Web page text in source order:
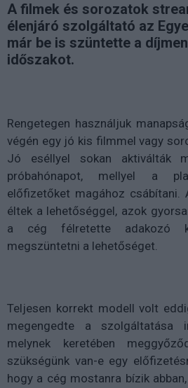
A filmek és sorozatok
élenjáró szolgáltató az
már be is szüntette a
időszakot.
Rengetegen használjuk
végén egy jó kis filmmel vagy
Jó eséllyel sokan aktiválták
próbahónapot, mellyel a
előfizetőket magához csábítani.
éltek a lehetőséggel, azok
a cég félretette adakozó
megszüntetni a lehetőséget.
Teljesen korrekt modell volt
megengedte a szolgáltatása
melynek keretében
szükségünk van-e egy
hogy a cég mostanra bízik